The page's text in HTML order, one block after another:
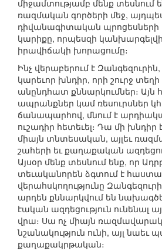
միջամտությամբ մենք տեսնում
ռազմական գործերի մեջ,
դիվանագիտական պրոցեսների
կարիքը, որպեսզի կանխարգելվի
իրավիճակի խորացումը։
Ինչ վերաբերում է
կարեւոր խնդիր, որի շուրջ տեղի
անընդհատ քննարկումներ։ Այն
ապրանքներ կամ ռեսուրսներ
ճանապարհով, մնում է
ուշադիր հետեւել։ Դա մի խնդիր
միայն տնտեսական, այլեւ
շահերի եւ քաղաքական
Այսօր մենք տեսնում ենք, որ
տեւականորեն ձգտում է
վերահսկողությունը
արդեն քննարկվում են
էական ազդեցություն ունենալ
վրա։ Սա ոչ միայն
նշանակություն ունի, այլ
քաղաքակրթական։